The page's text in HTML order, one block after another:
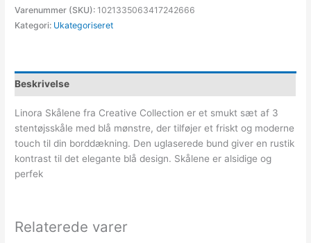
Varenummer (SKU): 1021335063417242666
Kategori: Ukategoriseret
Beskrivelse
Linora Skålene fra Creative Collection er et smukt sæt af 3
stentøjsskåle med blå mønstre, der tilføjer et friskt og moderne
touch til din borddækning. Den uglaserede bund giver en rustik
kontrast til det elegante blå design. Skålene er alsidige og
perfek
Relaterede varer